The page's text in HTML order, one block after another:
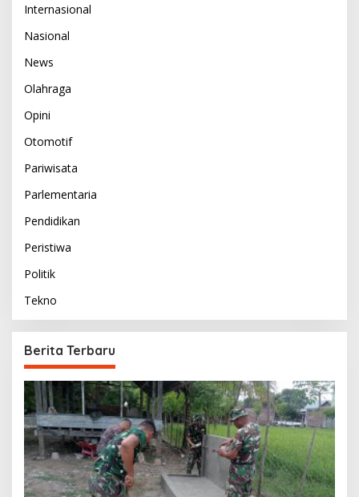
Internasional
Nasional
News
Olahraga
Opini
Otomotif
Pariwisata
Parlementaria
Pendidikan
Peristiwa
Politik
Tekno
Berita Terbaru